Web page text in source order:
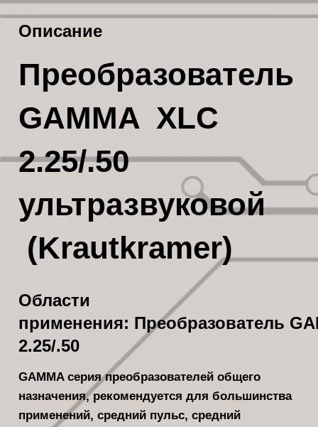
Описание
Преобразователь
GAMMA XLC
2.25/.50
ультразвуковой
(Krautkramer)
Области
применения: Преобразователь
2.25/.50
GAMMA серия преобразователей общего
назначения, рекомендуется для большинства
применений, средний пульс, средний